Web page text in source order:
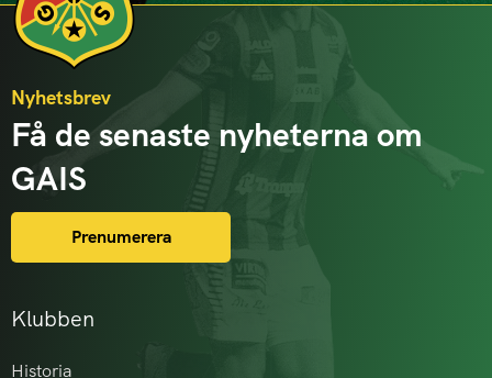
Klubben
Historia
Nyhetsbrev
Få de senaste nyheterna om
GAIS
Prenumerera